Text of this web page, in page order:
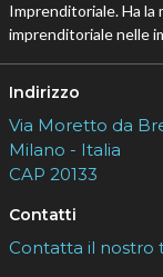
Imprenditoriale. Ha
imprenditoriale nelle
Indirizzo
Via Moretto da
Milano - Italia
CAP 20133
Contatti
Contatta il nostro